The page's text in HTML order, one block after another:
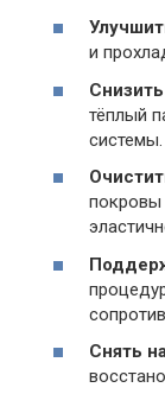
и
тёплый
системы.
покровы
Снять